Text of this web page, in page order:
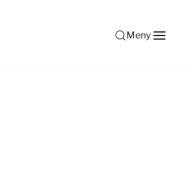
Meny